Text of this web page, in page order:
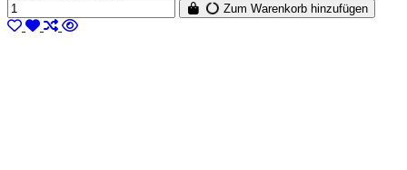
Zum Warenkorb hinzufügen